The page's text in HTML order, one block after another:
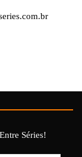
Séries!